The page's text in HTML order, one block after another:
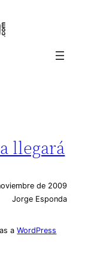
llegará
de 2009
Jorge Esponda
aWordPress